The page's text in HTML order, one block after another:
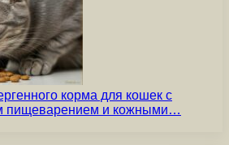
корма для кошек с
пищеварением и кожными…